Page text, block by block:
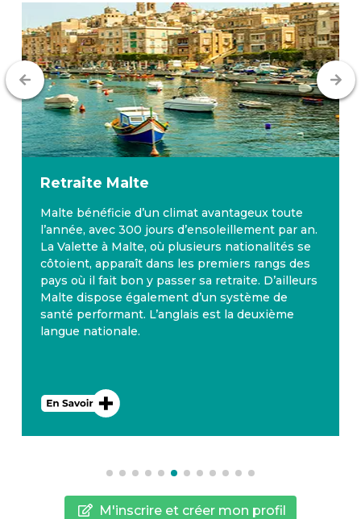
Retraite Malte
Malte bénéficie d’un climat avantageux toute
l’année, avec 300 jours d’ensoleillement par an.
La Valette à Malte, où plusieurs nationalités se
côtoient, apparaît dans les premiers rangs des
pays où il fait bon y passer sa retraite. D’ailleurs
Malte dispose également d’un système de
santé performant. L’anglais est la deuxième
langue nationale.
M'inscrire et créer mon profil